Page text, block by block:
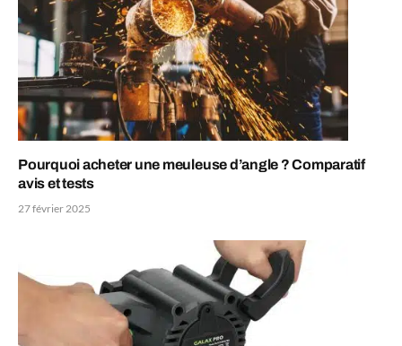
Pourquoi acheter une meuleuse d’angle ? Comparatif
avis et tests
27 février 2025